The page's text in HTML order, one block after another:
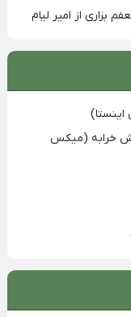
از امیر لیام
خرابه (میکس